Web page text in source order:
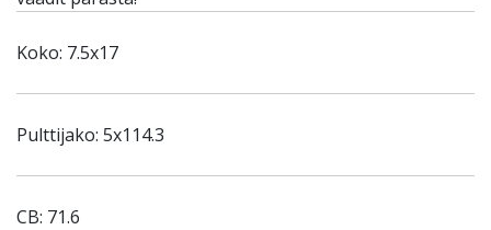
Koko: 7.5x17
Pulttijako: 5x114.3
CB: 71.6